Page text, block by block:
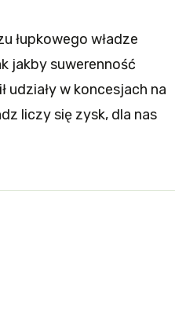
łupkowego władze
jakby suwerenność
udziały w koncesjach na
liczy się zysk, dla nas